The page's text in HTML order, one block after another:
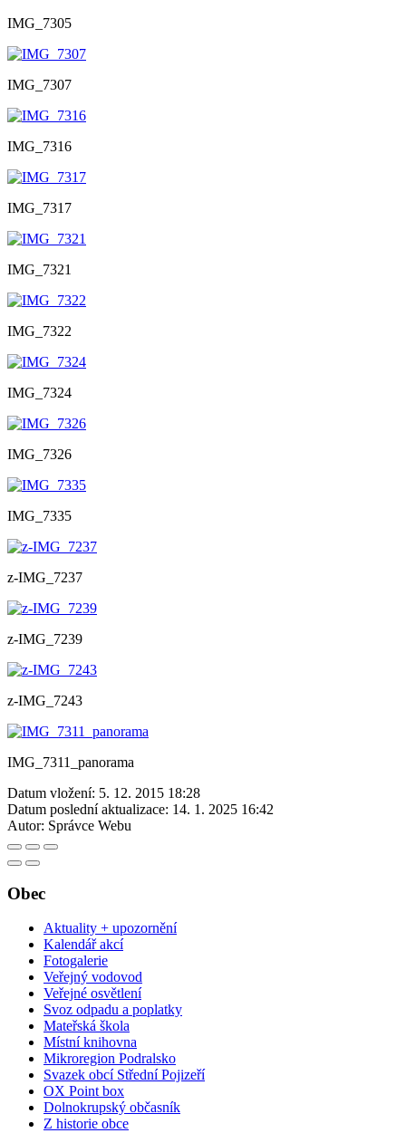
IMG_7305
IMG_7307
IMG_7316
IMG_7317
IMG_7321
IMG_7322
IMG_7324
IMG_7326
IMG_7335
z-IMG_7237
z-IMG_7239
z-IMG_7243
IMG_7311_panorama
Datum vložení: 5. 12. 2015 18:28
Datum poslední aktualizace: 14. 1. 2025 16:42
Autor: Správce Webu
Obec
Aktuality + upozornění
Kalendář akcí
Fotogalerie
Veřejný vodovod
Veřejné osvětlení
Svoz odpadu a poplatky
Mateřská škola
Místní knihovna
Mikroregion Podralsko
Svazek obcí Střední Pojizeří
OX Point box
Dolnokrupský občasník
Z historie obce